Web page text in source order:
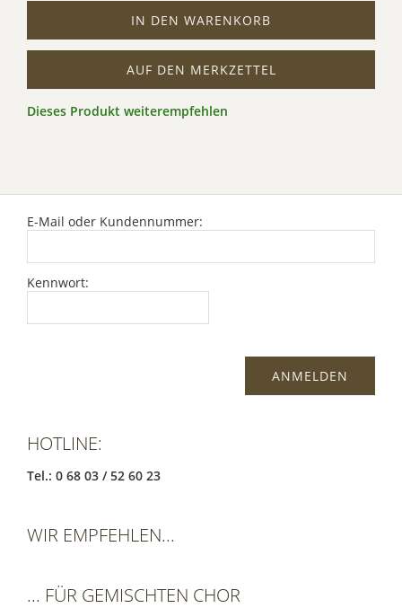
IN DEN WARENKORB
AUF DEN MERKZETTEL
Dieses Produkt weiterempfehlen
E-Mail oder Kundennummer:
Kennwort:
HOTLINE:
Tel.: 0 68 03 / 52 60 23
WIR EMPFEHLEN...
... FÜR GEMISCHTEN CHOR